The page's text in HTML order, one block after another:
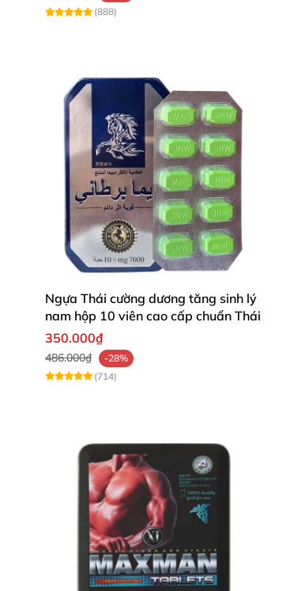
(888)
Ngựa Thái cường dương tăng sinh lý
nam hộp 10 viên cao cấp chuẩn Thái
350.000₫
486.000₫
-28%
(714)